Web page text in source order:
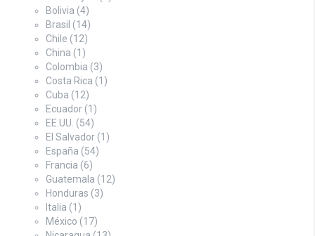
Bolivia (4)
Brasil (14)
Chile (12)
China (1)
Colombia (3)
Costa Rica (1)
Cuba (12)
Ecuador (1)
EE.UU. (54)
El Salvador (1)
España (54)
Francia (6)
Guatemala (12)
Honduras (3)
Italia (1)
México (17)